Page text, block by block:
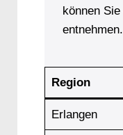
können
entnehmen.
Region
Erlangen